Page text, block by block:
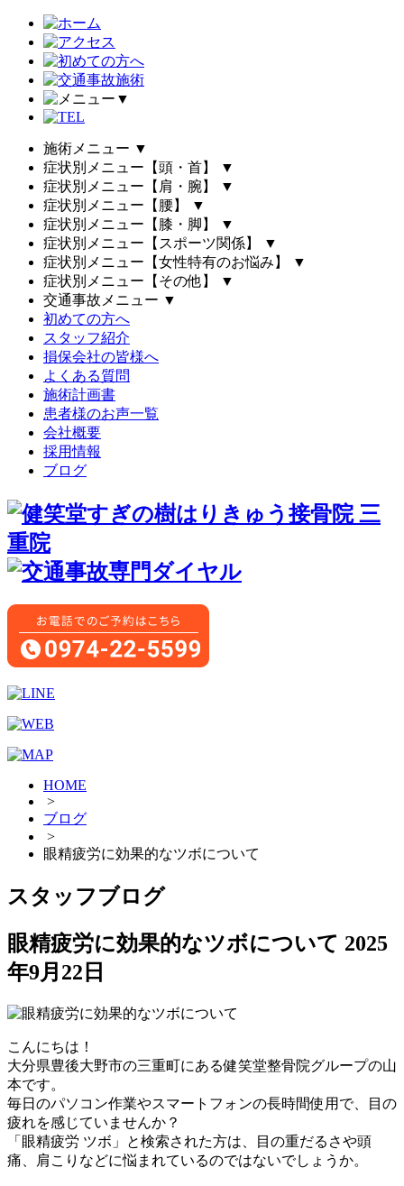
▼
施術メニュー ▼
症状別メニュー【頭・首】
▼
症状別メニュー【肩・腕】
▼
症状別メニュー【腰】
▼
症状別メニュー【膝・脚】
▼
症状別メニュー【スポーツ関係】
▼
症状別メニュー【女性特有のお悩み】
▼
症状別メニュー【その他】
▼
交通事故メニュー ▼
初めての方へ
スタッフ紹介
損保会社の皆様へ
よくある質問
施術計画書
患者様のお声一覧
会社概要
採用情報
ブログ
HOME
>
ブログ
>
眼精疲労に効果的なツボについて
スタッフブログ
眼精疲労に効果的なツボについて 2025
年9月22日
こんにちは！
大分県豊後大野市の三重町にある健笑堂整骨院グループの山
本です。
毎日のパソコン作業やスマートフォンの長時間使用で、目の
疲れを感じていませんか？
「眼精疲労 ツボ」と検索された方は、目の重だるさや頭
痛、肩こりなどに悩まれているのではないでしょうか。